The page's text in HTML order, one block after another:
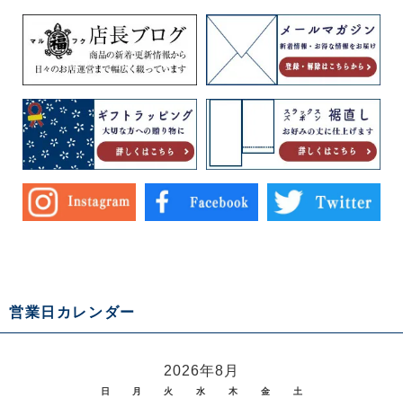
営業日カレンダー
2026年8月
日 月 火 水 木 金 土